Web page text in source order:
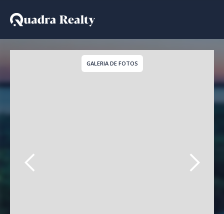
Stúdio a venda em
GALERIA DE FOTOS